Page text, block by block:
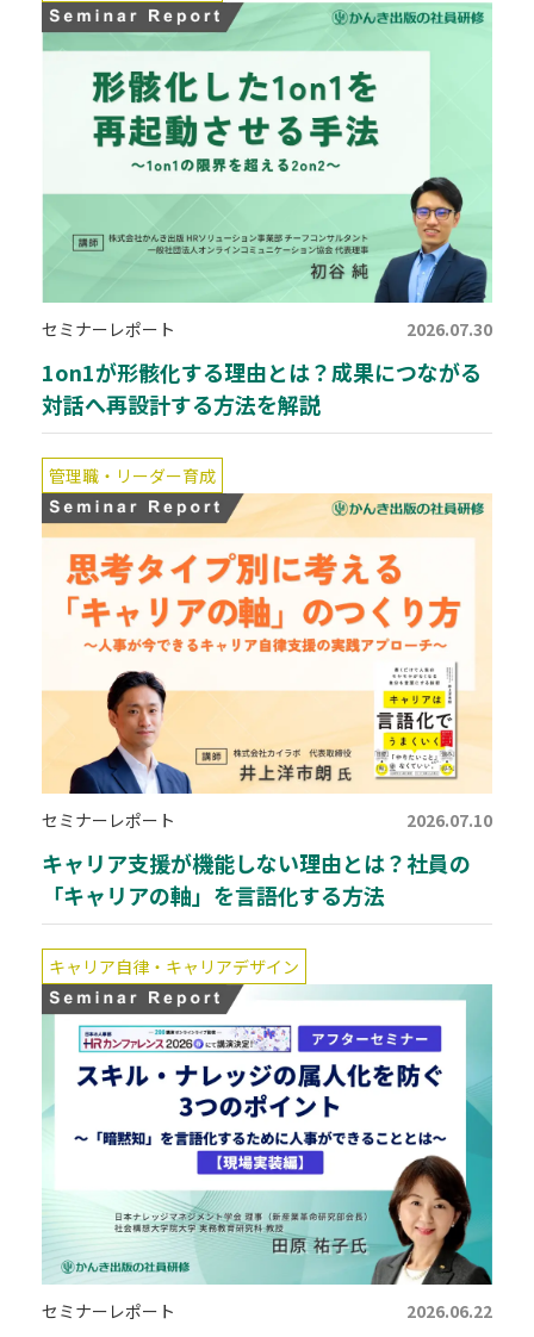
セミナーレポート 2026.07.30
1on1が形骸化する理由とは？成果につながる
対話へ再設計する方法を解説
管理職・リーダー育成
セミナーレポート 2026.07.10
キャリア支援が機能しない理由とは？社員の
「キャリアの軸」を言語化する方法
キャリア自律・キャリアデザイン
セミナーレポート 2026.06.22